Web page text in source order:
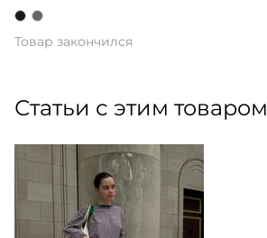
Товар закончился
Статьи с этим товаром